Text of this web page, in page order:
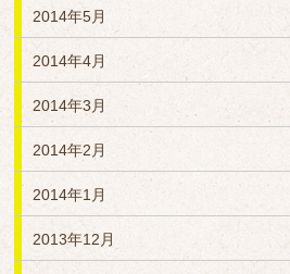
2014年5月
2014年4月
2014年3月
2014年2月
2014年1月
2013年12月